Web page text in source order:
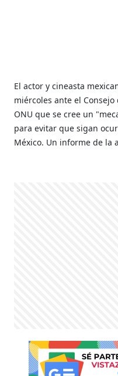
El actor y cineasta
miércoles ante el
ONU que se cree un
para evitar que sigan
México. Un informe de la